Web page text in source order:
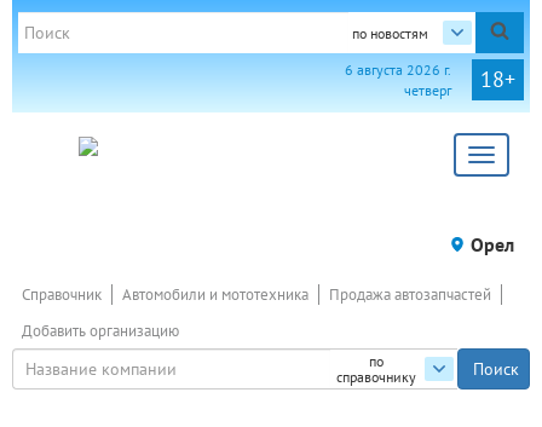
по новостям
18+
6 августа 2026 г.
четверг
Toggle
Орел
по
справочнику
Справочник Автомобили и мототехника
Продажа автозапчастей
Добавить организацию